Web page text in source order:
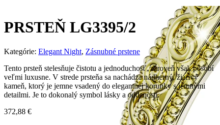
PRSTEŇ LG3395/2
Kategórie: Elegant Night, Zásnubné prstene
Tento prsteň stelesňuje čistotu a jednoduchosť, zároveň však pôsobí
veľmi luxusne. V strede prsteňa sa nachádza nádherný, žiarivý
kameň, ktorý je jemne vsadený do elegantnej korunky s jemnými
detailmi. Je to dokonalý symbol lásky a oddanosti.
372,88 €